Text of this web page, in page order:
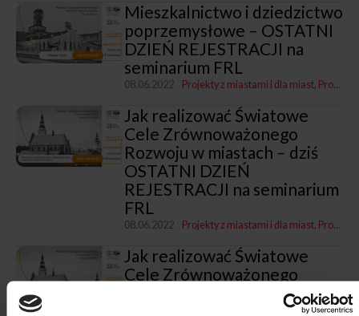
Mieszkalnictwo i dziedzictwo
poprzemysłowe – OSTATNI
DZIEŃ REJESTRACJI na
seminarium FRL
08.06.2022 Projekty z miastami i dla miast Program „Rozwój lokalny"
Jak realizować Światowe
Cele Zrównoważonego
Rozwoju w miastach – dziś
OSTATNI DZIEŃ
REJESTRACJI na seminarium
FRL
08.06.2022 Projekty z miastami i dla miast Program „Rozwój lokalny"
Jak realizować Światowe
Cele Zrównoważonego
Rozwoju w miastach –
zaproszenie na seminarium